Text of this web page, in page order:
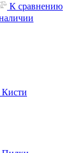
К сравнению
Кисти